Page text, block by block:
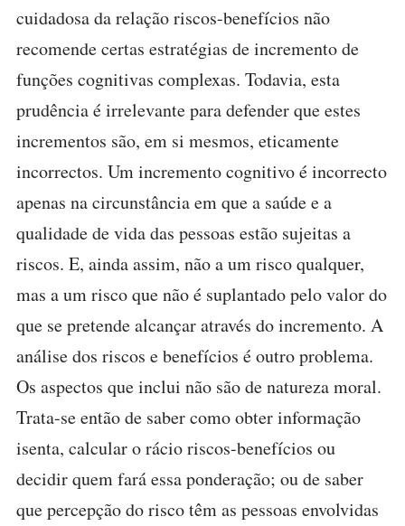
cuidadosa da relação riscos-benefícios não
recomende certas estratégias de incremento de
funções cognitivas complexas. Todavia, esta
prudência é irrelevante para defender que estes
incrementos são, em si mesmos, eticamente
incorrectos. Um incremento cognitivo é incorrecto
apenas na circunstância em que a saúde e a
qualidade de vida das pessoas estão sujeitas a
riscos. E, ainda assim, não a um risco qualquer,
mas a um risco que não é suplantado pelo valor do
que se pretende alcançar através do incremento. A
análise dos riscos e benefícios é outro problema.
Os aspectos que inclui não são de natureza moral.
Trata-se então de saber como obter informação
isenta, calcular o rácio riscos-benefícios ou
decidir quem fará essa ponderação; ou de saber
que percepção do risco têm as pessoas envolvidas